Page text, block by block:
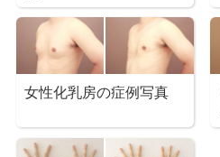
女性化乳房の症例写真